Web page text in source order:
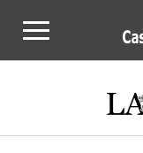
Actualidad